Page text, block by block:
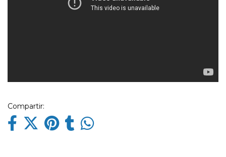
Compartir: